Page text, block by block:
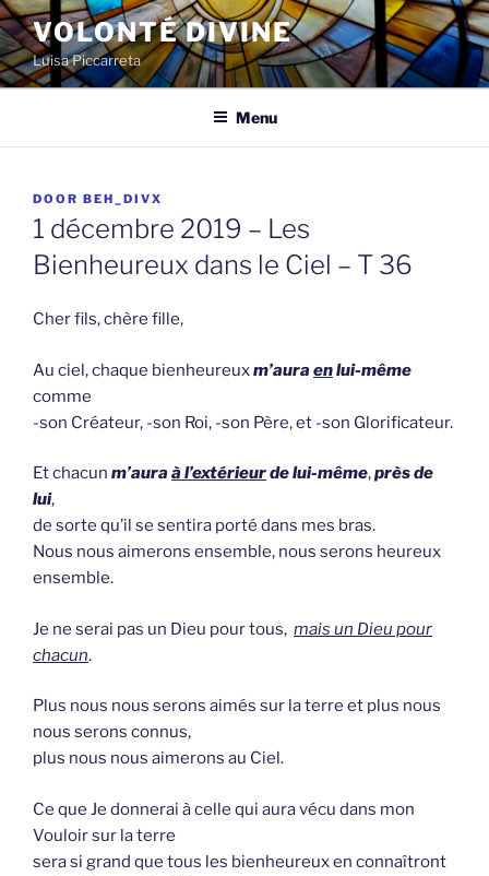
Spring
naar
de
inhoud
VOLONTÉ DIVINE
Luisa Piccarreta
Menu
GEPLAATST
OP
DOOR BEH_DIVX
1 décembre 2019 – Les
Bienheureux dans le Ciel – T 36
Cher fils, chère fille,
Au ciel, chaque bienheureuxm’aura enlui-même
comme
-son Créateur, -son Roi, -son Père, et -son Glorificateur.
Et chacun m’aura à l’extérieurde lui-même,près de
lui,
de sorte qu’il se sentira porté dans mes bras.
Nous nous aimerons ensemble, nous serons heureux
ensemble.
Je ne serai pas un Dieu pour tous, mais un Dieu pour
chacun.
Plus nous nous serons aimés sur la terre et plus nous
nous serons connus,
plus nous nous aimerons au Ciel.
Ce que Je donnerai à celle qui aura vécu dans mon
Vouloir sur la terre
sera si grand que tous les bienheureux en connaîtront